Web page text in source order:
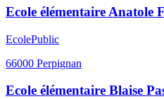
Ecole élémentaire Anatole
EcolePublic
66000 Perpignan
Ecole élémentaire Blaise